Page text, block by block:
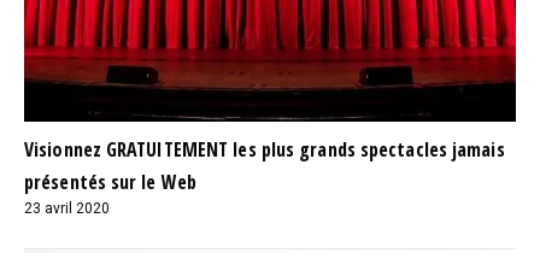
Visionnez GRATUITEMENT les plus grands spectacles jamais
présentés sur le Web
23 avril 2020